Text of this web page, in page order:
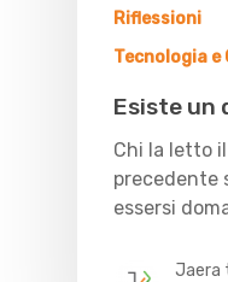
Riflessioni
Tecnologia e
Esiste un
Chi la letto
precedente
essersi
Jaera